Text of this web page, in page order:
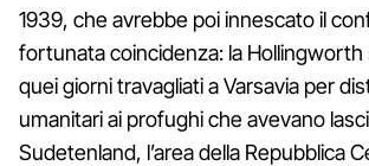
1939, che avrebbe poi innescato il
fortunata coincidenza: la Hollingworth
quei giorni travagliati a Varsavia per
umanitari ai profughi che avevano
Sudetenland, l’area della Repubblica